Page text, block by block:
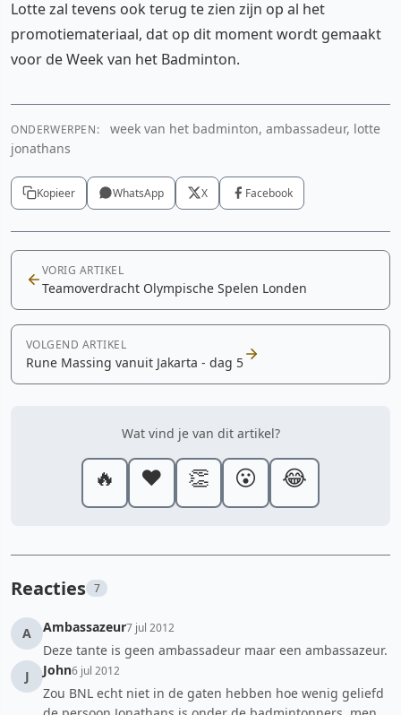
Lotte zal tevens ook terug te zien zijn op al het
promotiemateriaal, dat op dit moment wordt gemaakt
voor de Week van het Badminton.
ONDERWERPEN:
week van het badminton, ambassadeur, lotte
jonathans
Kopieer WhatsApp X Facebook
VORIG ARTIKEL
Teamoverdracht Olympische Spelen Londen
VOLGEND ARTIKEL
Rune Massing vanuit Jakarta - dag 5
Wat vind je van dit artikel?
🔥 ❤️ 👏 😮 😂
Reacties 7
A Ambassazeur7 jul 2012
Deze tante is geen ambassadeur maar een ambassazeur.
J
John6 jul 2012
Zou BNL echt niet in de gaten hebben hoe wenig geliefd